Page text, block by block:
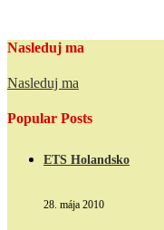
Nasleduj ma
Nasleduj ma
Popular Posts
ETS Holandsko
28. mája 2010